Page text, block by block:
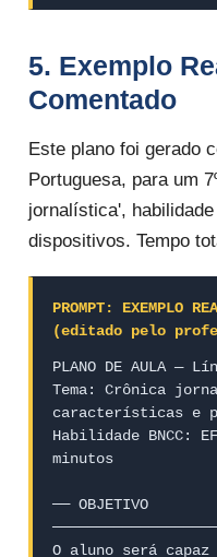
5. Exemplo
Comentado
Este plano foi gerado
Portuguesa, para um
jornalística',
dispositivos. Tempo
PROMPT: EXEMPLO
(editado pelo
PLANO DE AULA —
Tema: Crônica
características e
Habilidade BNCC:
minutos
── OBJETIVO
O aluno será